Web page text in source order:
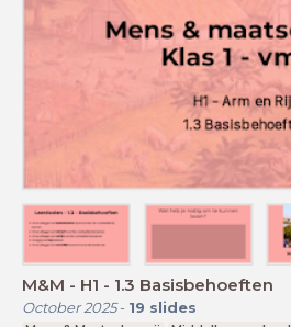
M&M - H1 - 1.3 Basisbehoeften
October 2025- 19 slides